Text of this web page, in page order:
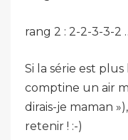
rang 2 : 2-2-3-3-2
Si la série est
comptine un air
dirais-je maman
retenir ! :-)